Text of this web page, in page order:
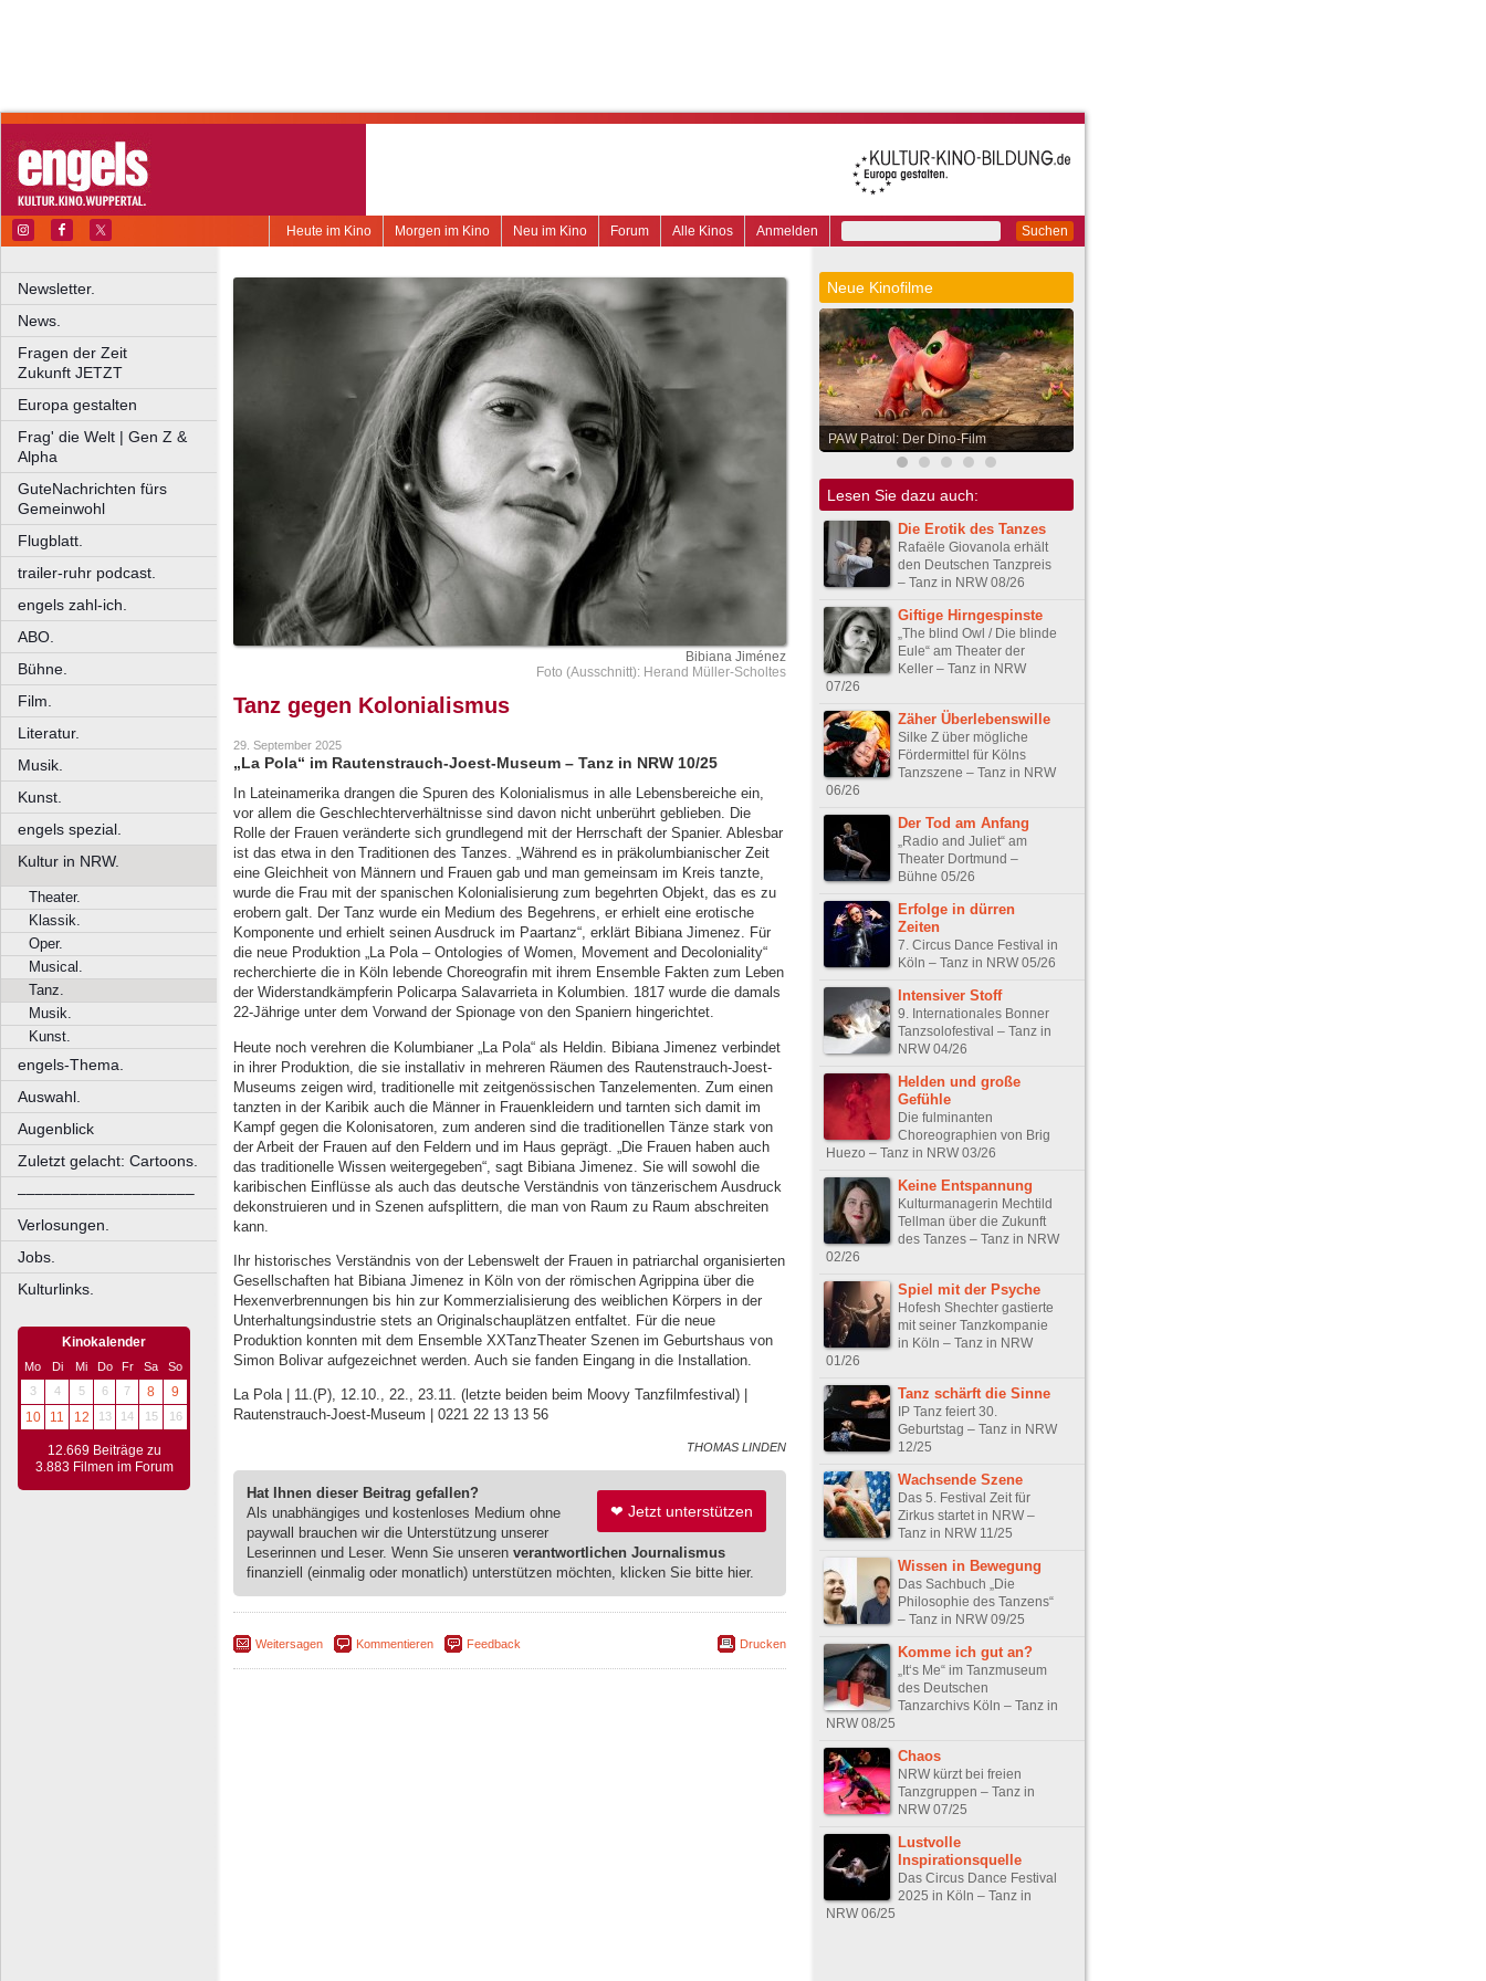
Suchen
Anmelden
Alle Kinos
Forum
Neu im Kino
Morgen im Kino
Heute im Kino
Newsletter.
News.
Fragen der Zeit
Zukunft JETZT
Europa gestalten
Frag' die Welt | Gen Z &
Alpha
GuteNachrichten fürs
Gemeinwohl
Flugblatt.
trailer-ruhr podcast.
engels zahl-ich.
ABO.
Bühne.
Film.
Literatur.
Musik.
Kunst.
engels spezial.
Kultur in NRW.
Theater.
Klassik.
Oper.
Musical.
Tanz.
Musik.
Kunst.
engels-Thema.
Auswahl.
Augenblick
Zuletzt gelacht: Cartoons.
––––––––––––––––––––
Verlosungen.
Jobs.
Kulturlinks.
Kinokalender
Mo Di Mi Do Fr Sa
So
3
4 5 6 7 8
9
10
11 12 13 14 15 16
12.669 Beiträge zu
3.883 Filmen im Forum
Bibiana Jiménez
Foto (Ausschnitt): Herand Müller-Scholtes
Tanz gegen Kolonialismus
29. September 2025
„La Pola“ im Rautenstrauch-Joest-Museum – Tanz in NRW 10/25
In Lateinamerika drangen die Spuren des Kolonialismus in alle Lebensbereiche ein,
vor allem die Geschlechterverhältnisse sind davon nicht unberührt geblieben. Die
Rolle der Frauen veränderte sich grundlegend mit der Herrschaft der Spanier. Ablesbar
ist das etwa in den Traditionen des Tanzes. „Während es in präkolumbianischer Zeit
eine Gleichheit von Männern und Frauen gab und man gemeinsam im Kreis tanzte,
wurde die Frau mit der spanischen Kolonialisierung zum begehrten Objekt, das es zu
erobern galt. Der Tanz wurde ein Medium des Begehrens, er erhielt eine erotische
Komponente und erhielt seinen Ausdruck im Paartanz“, erklärt Bibiana Jimenez. Für
die neue Produktion „La Pola – Ontologies of Women, Movement and Decoloniality“
recherchierte die in Köln lebende Choreografin mit ihrem Ensemble Fakten zum Leben
der Widerstandkämpferin Policarpa Salavarrieta in Kolumbien. 1817 wurde die damals
22-Jährige unter dem Vorwand der Spionage von den Spaniern hingerichtet.
Heute noch verehren die Kolumbianer „La Pola“ als Heldin. Bibiana Jimenez verbindet
in ihrer Produktion, die sie installativ in mehreren Räumen des Rautenstrauch-Joest-
Museums zeigen wird, traditionelle mit zeitgenössischen Tanzelementen. Zum einen
tanzten in der Karibik auch die Männer in Frauenkleidern und tarnten sich damit im
Kampf gegen die Kolonisatoren, zum anderen sind die traditionellen Tänze stark von
der Arbeit der Frauen auf den Feldern und im Haus geprägt. „Die Frauen haben auch
das traditionelle Wissen weitergegeben“, sagt Bibiana Jimenez. Sie will sowohl die
karibischen Einflüsse als auch das deutsche Verständnis von tänzerischem Ausdruck
dekonstruieren und in Szenen aufsplittern, die man von Raum zu Raum abschreiten
kann.
Ihr historisches Verständnis von der Lebenswelt der Frauen in patriarchal organisierten
Gesellschaften hat Bibiana Jimenez in Köln von der römischen Agrippina über die
Hexenverbrennungen bis hin zur Kommerzialisierung des weiblichen Körpers in der
Unterhaltungsindustrie stets an Originalschauplätzen entfaltet. Für die neue
Produktion konnten mit dem Ensemble XXTanzTheater Szenen im Geburtshaus von
Simon Bolivar aufgezeichnet werden. Auch sie fanden Eingang in die Installation.
La Pola | 11.(P), 12.10., 22., 23.11. (letzte beiden beim Moovy Tanzfilmfestival) |
Rautenstrauch-Joest-Museum | 0221 22 13 13 56
THOMAS LINDEN
❤ Jetzt unterstützen
Hat Ihnen dieser Beitrag gefallen?
Als unabhängiges und kostenloses Medium ohne
paywall brauchen wir die Unterstützung unserer
Leserinnen und Leser. Wenn Sie unseren verantwortlichen Journalismus
finanziell (einmalig oder monatlich) unterstützen möchten, klicken Sie bitte hier.
Weitersagen Kommentieren Feedback Drucken
Neue Kinofilme
PAW Patrol: Der Dino-Film
Lesen Sie dazu auch:
Die Erotik des Tanzes
Rafaële Giovanola erhält
den Deutschen Tanzpreis
– Tanz in NRW 08/26
Giftige Hirngespinste
„The blind Owl / Die blinde
Eule“ am Theater der
Keller – Tanz in NRW
07/26
Zäher Überlebenswille
Silke Z über mögliche
Fördermittel für Kölns
Tanzszene – Tanz in NRW
06/26
Der Tod am Anfang
„Radio and Juliet“ am
Theater Dortmund –
Bühne 05/26
Erfolge in dürren
Zeiten
7. Circus Dance Festival in
Köln – Tanz in NRW 05/26
Intensiver Stoff
9. Internationales Bonner
Tanzsolofestival – Tanz in
NRW 04/26
Helden und große
Gefühle
Die fulminanten
Choreographien von Brig
Huezo – Tanz in NRW 03/26
Keine Entspannung
Kulturmanagerin Mechtild
Tellman über die Zukunft
des Tanzes – Tanz in NRW
02/26
Spiel mit der Psyche
Hofesh Shechter gastierte
mit seiner Tanzkompanie
in Köln – Tanz in NRW
01/26
Tanz schärft die Sinne
IP Tanz feiert 30.
Geburtstag – Tanz in NRW
12/25
Wachsende Szene
Das 5. Festival Zeit für
Zirkus startet in NRW –
Tanz in NRW 11/25
Wissen in Bewegung
Das Sachbuch „Die
Philosophie des Tanzens“
– Tanz in NRW 09/25
Komme ich gut an?
„It‘s Me“ im Tanzmuseum
des Deutschen
Tanzarchivs Köln – Tanz in
NRW 08/25
Chaos
NRW kürzt bei freien
Tanzgruppen – Tanz in
NRW 07/25
Lustvolle
Inspirationsquelle
Das Circus Dance Festival
2025 in Köln – Tanz in
NRW 06/25